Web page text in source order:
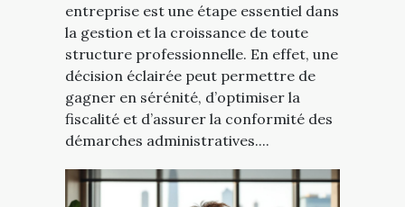
entreprise est une étape essentiel dans
la gestion et la croissance de toute
structure professionnelle. En effet, une
décision éclairée peut permettre de
gagner en sérénité, d’optimiser la
fiscalité et d’assurer la conformité des
démarches administratives....